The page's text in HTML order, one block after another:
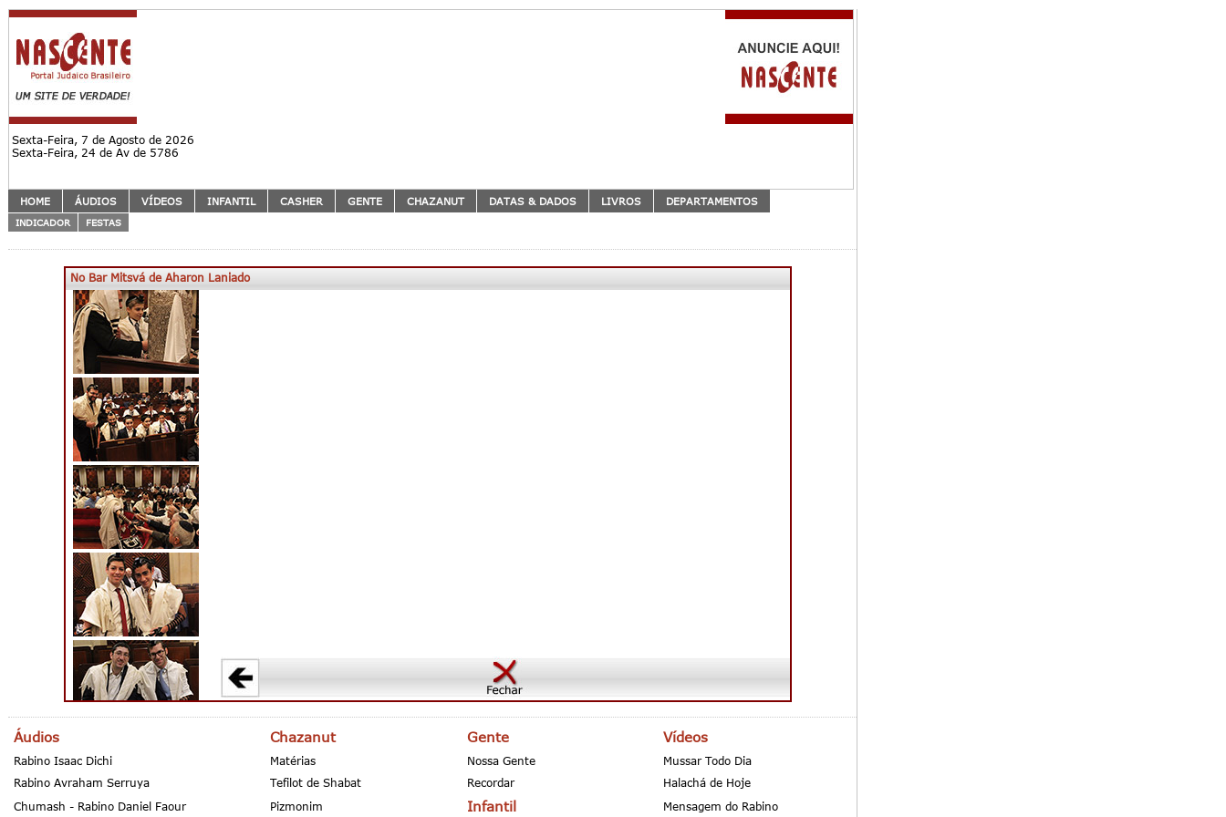
Sexta-Feira, 7 de Agosto de 2026
Sexta-Feira, 24 de Av de 5786
HOME ÁUDIOS VÍDEOS INFANTIL CASHER GENTE CHAZANUT DATAS & DADOS LIVROS DEPARTAMENTOS
INDICADOR FESTAS
Áudios Chazanut Gente Vídeos
Rabino Isaac Dichi Matérias Nossa Gente
Mussar Todo Dia
Rabino Avraham Serruya
Tefilot de Shabat Recordar
Halachá de Hoje
Chumash - Rabino Daniel Faour
Pizmonim Infantil Mensagem do Rabino